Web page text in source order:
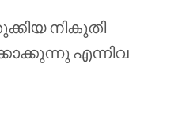
നികുതി
എന്നിവ